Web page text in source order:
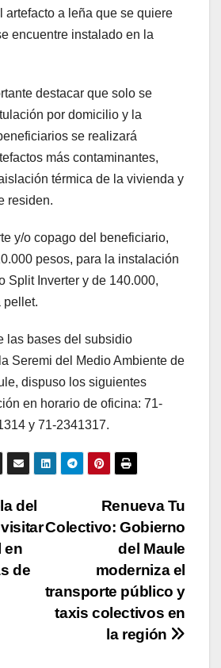
artefacto a leña que se quiere
encuentre instalado en la
destacar que solo se
por domicilio y la
se realizará
más contaminantes,
térmica de la vivienda y
residen.
y/o copago del beneficiario,
pesos, para la instalación
Split Inverter y de 140.000,
pellet.
las bases del subsidio
Seremi del Medio Ambiente de
dispuso los siguientes
en horario de oficina: 71-
y 71-2341317.
Renueva Tu
Colectivo: Gobierno
del Maule
moderniza el
transporte público y
taxis colectivos en
la región
del
en
de